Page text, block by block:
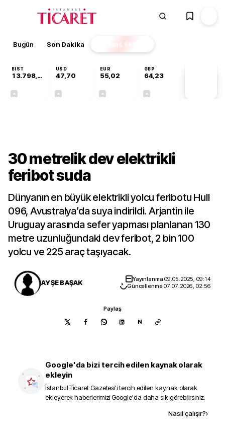
Bugün Son Dakika Finans EKSTRA
BIST
13.798,82
USD
47,70
EUR
55,02
GBP
64,23
30 metrelik dev elektrikli
feribot suda
Dünyanın en büyük elektrikli yolcu feribotu Hull
096, Avustralya’da suya indirildi. Arjantin ile
Uruguay arasında sefer yapması planlanan 130
metre uzunluğundaki dev feribot, 2 bin 100
yolcu ve 225 araç taşıyacak.
AYŞE BAŞAK Yayınlanma09.05.2025, 09:14
Güncellenme07.07.2026, 02:56
Paylaş
N
Google'da bizi tercih edilen kaynak olarak
ekleyin
İstanbul Ticaret Gazetesi'i tercih edilen kaynak olarak
ekleyerek haberlerimizi Google'da daha sık görebilirsiniz.
Nasıl çalışır?›